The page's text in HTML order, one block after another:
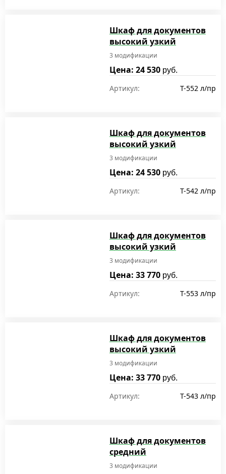
Шкаф для документов
высокий узкий
3 модификации
Цена: 24 530 руб.
Артикул: T-552 л/пр
Шкаф для документов
высокий узкий
3 модификации
Цена: 24 530 руб.
Артикул: T-542 л/пр
Шкаф для документов
высокий узкий
3 модификации
Цена: 33 770 руб.
Артикул: T-553 л/пр
Шкаф для документов
высокий узкий
3 модификации
Цена: 33 770 руб.
Артикул: T-543 л/пр
Шкаф для документов
средний
3 модификации